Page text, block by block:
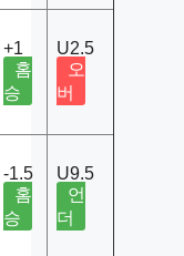
+1
홈
승
U2.5
오
버
-1.5
홈
승
U9.5
언
더